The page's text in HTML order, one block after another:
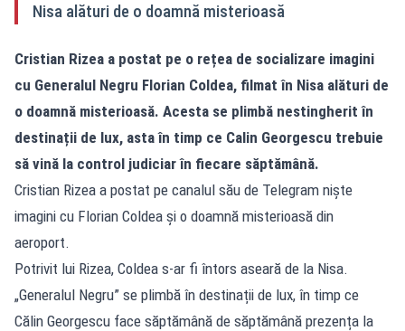
Nisa alături de o doamnă misterioasă
Cristian Rizea a postat pe o rețea de socializare imagini
cu Generalul Negru Florian Coldea, filmat în Nisa alături de
o doamnă misterioasă. Acesta se plimbă nestingherit în
destinații de lux, asta în timp ce Calin Georgescu trebuie
să vină la control judiciar în fiecare săptămână.
Cristian Rizea a postat pe canalul său de Telegram niște
imagini cu Florian Coldea și o doamnă misterioasă din
aeroport.
Potrivit lui Rizea, Coldea s-ar fi întors aseară de la Nisa.
„Generalul Negru” se plimbă în destinații de lux, în timp ce
Călin Georgescu face săptămână de săptămână prezența la